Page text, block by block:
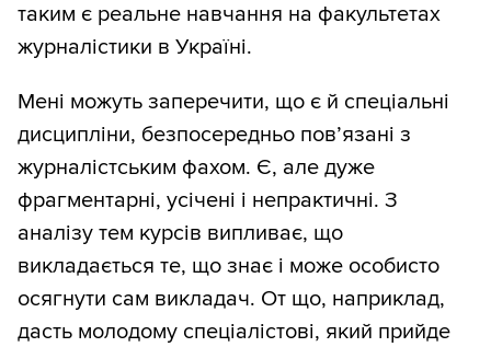
таким є реальне навчання на факультетах
журналістики в Україні.
Мені можуть заперечити, що є й спеціальні
дисципліни, безпосередньо пов’язані з
журналістським фахом. Є, але дуже
фрагментарні, усічені і непрактичні. З
аналізу тем курсів випливає, що
викладається те, що знає і може особисто
осягнути сам викладач. От що, наприклад,
дасть молодому спеціалістові, який прийде